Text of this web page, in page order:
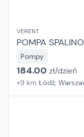
VERENT
POMPA
Pompy
184.00 zł/dzień
+9 km Łódź,